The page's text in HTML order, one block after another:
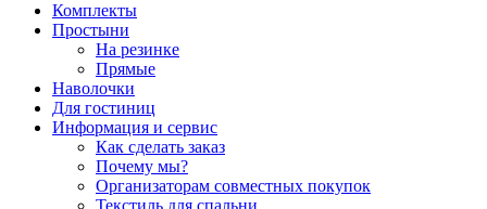
Комплекты
Простыни
На резинке
Прямые
Наволочки
Для гостиниц
Информация и сервис
Как сделать заказ
Почему мы?
Организаторам совместных покупок
Текстиль для спальни